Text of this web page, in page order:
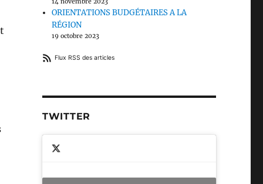
ORIENTATIONS BUDGÉTAIRES A LA
RÉGION
19 octobre 2023
Flux RSS des articles
TWITTER